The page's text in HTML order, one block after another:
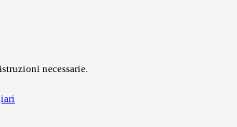
necessarie.